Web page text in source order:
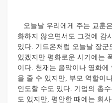
오늘날 우리에게 주는 교훈
화하지 않으면서도 그것에 감
있다. 기드온처럼 오늘날 장
있겠지만 평화로운 시기에는
이다. 천재는 음악이나 영화
을 줄 수 있지만, 부모 역할이
인도할 수도 있다. 기업의 총
도 있지만, 평안한 때에는 회